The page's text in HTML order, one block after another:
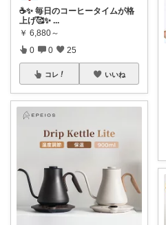
☕️✨ 毎日のコーヒータイムが格
上げ🥰✨ ...
￥ 6,880～
0 0 25
コレ いいね